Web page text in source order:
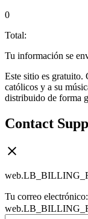
0
Total:
Tu información se
Este sitio es gratuito.
católicos y a su
distribuido de forma
Contact
Tu correo electrónico: